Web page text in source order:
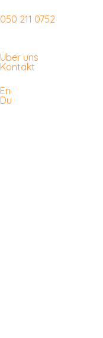
050 211 0752
Über uns
Kontakt
En
Du